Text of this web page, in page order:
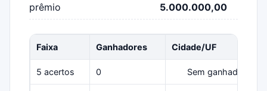
prêmio
5.000.000,00
Faixa Ganhadores Cidade/UF
5 acertos 0 Sem ganhadores